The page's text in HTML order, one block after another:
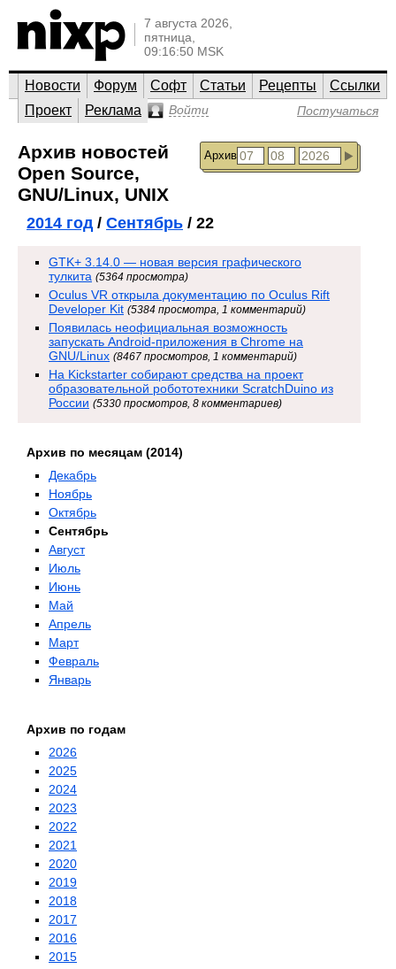
7 августа 2026,
пятница,
09:16:50 MSK
Новости Форум Софт Статьи Рецепты
Ссылки
Проект
Реклама Войти Постучаться
Архив
Архив новостей
Open Source,
GNU/Linux, UNIX
2014 год/ Сентябрь / 22
GTK+ 3.14.0 — новая версия графического
тулкита (5364 просмотра)
Oculus VR открыла документацию по Oculus Rift
Developer Kit (5384 просмотра, 1 комментарий)
Появилась неофициальная возможность
запускать Android-приложения в Chrome на
GNU/Linux (8467 просмотров, 1 комментарий)
На Kickstarter собирают средства на проект
образовательной робототехники ScratchDuino из
России (5330 просмотров, 8 комментариев)
Архив по месяцам (2014)
Декабрь
Ноябрь
Октябрь
Сентябрь
Август
Июль
Июнь
Май
Апрель
Март
Февраль
Январь
Архив по годам
2026
2025
2024
2023
2022
2021
2020
2019
2018
2017
2016
2015